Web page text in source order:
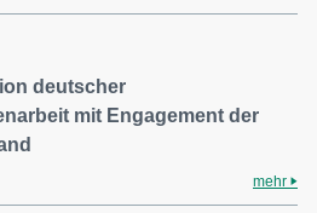
deutscher
mit Engagement der
mehr